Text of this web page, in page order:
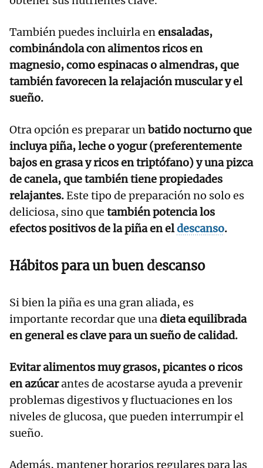
También puedes incluirla enensaladas,
combinándola con alimentos ricos en
magnesio, como espinacas o almendras, que
también favorecen la relajación muscular y el
sueño.
Otra opción es preparar unbatido nocturno que
incluya piña, leche o yogur (preferentemente
bajos en grasa y ricos en triptófano) y una pizca
de canela, que también tiene propiedades
relajantes.Este tipo de preparación no solo es
deliciosa, sino que también potencia los
efectos positivos de la piña en eldescanso.
Hábitos para un buen descanso
Si bien la piña es una gran aliada, es
importante recordar que unadieta equilibrada
en general es clave para un sueño de calidad.
Evitar alimentos muy grasos, picantes o ricos
en azúcarantes de acostarse ayuda a prevenir
problemas digestivos y fluctuaciones en los
niveles de glucosa, que pueden interrumpir el
sueño.
Además, mantener horarios regulares para las